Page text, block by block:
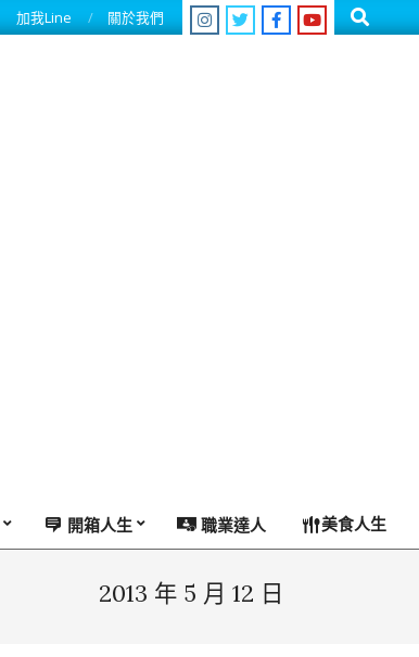
加我Line 關於我們 Search
開箱人生 職業達人 美食人生
2013 年 5 月 12 日